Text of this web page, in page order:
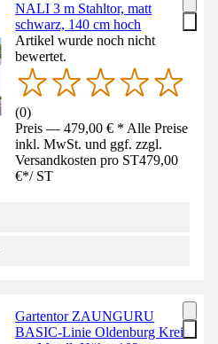
NALI 3 m Stahltor, matt
schwarz, 140 cm hoch
Artikel wurde noch nicht
bewertet.
(0)
Preis — 479,00 € * Alle Preise
inkl. MwSt. und ggf. zzgl.
Versandkosten pro ST479,00
€*/ ST
Gartentor ZAUNGURU
BASIC-Linie Oldenburg Kreis